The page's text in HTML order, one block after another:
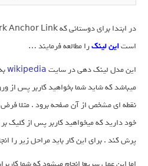
استاین لینکرا مطالعه فرمایند …
این مدل لینک دهی در سایتwikipedia
میباشد که شاید شما بخواهید کاربر پس از
پرش کند . برای این کار باید مراحل زیر را